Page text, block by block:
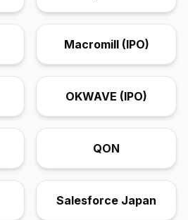
Macromill (IPO)
OKWAVE (IPO)
QON
Salesforce Japan